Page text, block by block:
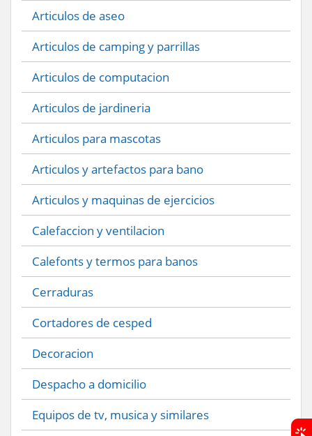
Articulos de aseo
Articulos de camping y parrillas
Articulos de computacion
Articulos de jardineria
Articulos para mascotas
Articulos y artefactos para bano
Articulos y maquinas de ejercicios
Calefaccion y ventilacion
Calefonts y termos para banos
Cerraduras
Cortadores de cesped
Decoracion
Despacho a domicilio
Equipos de tv, musica y similares